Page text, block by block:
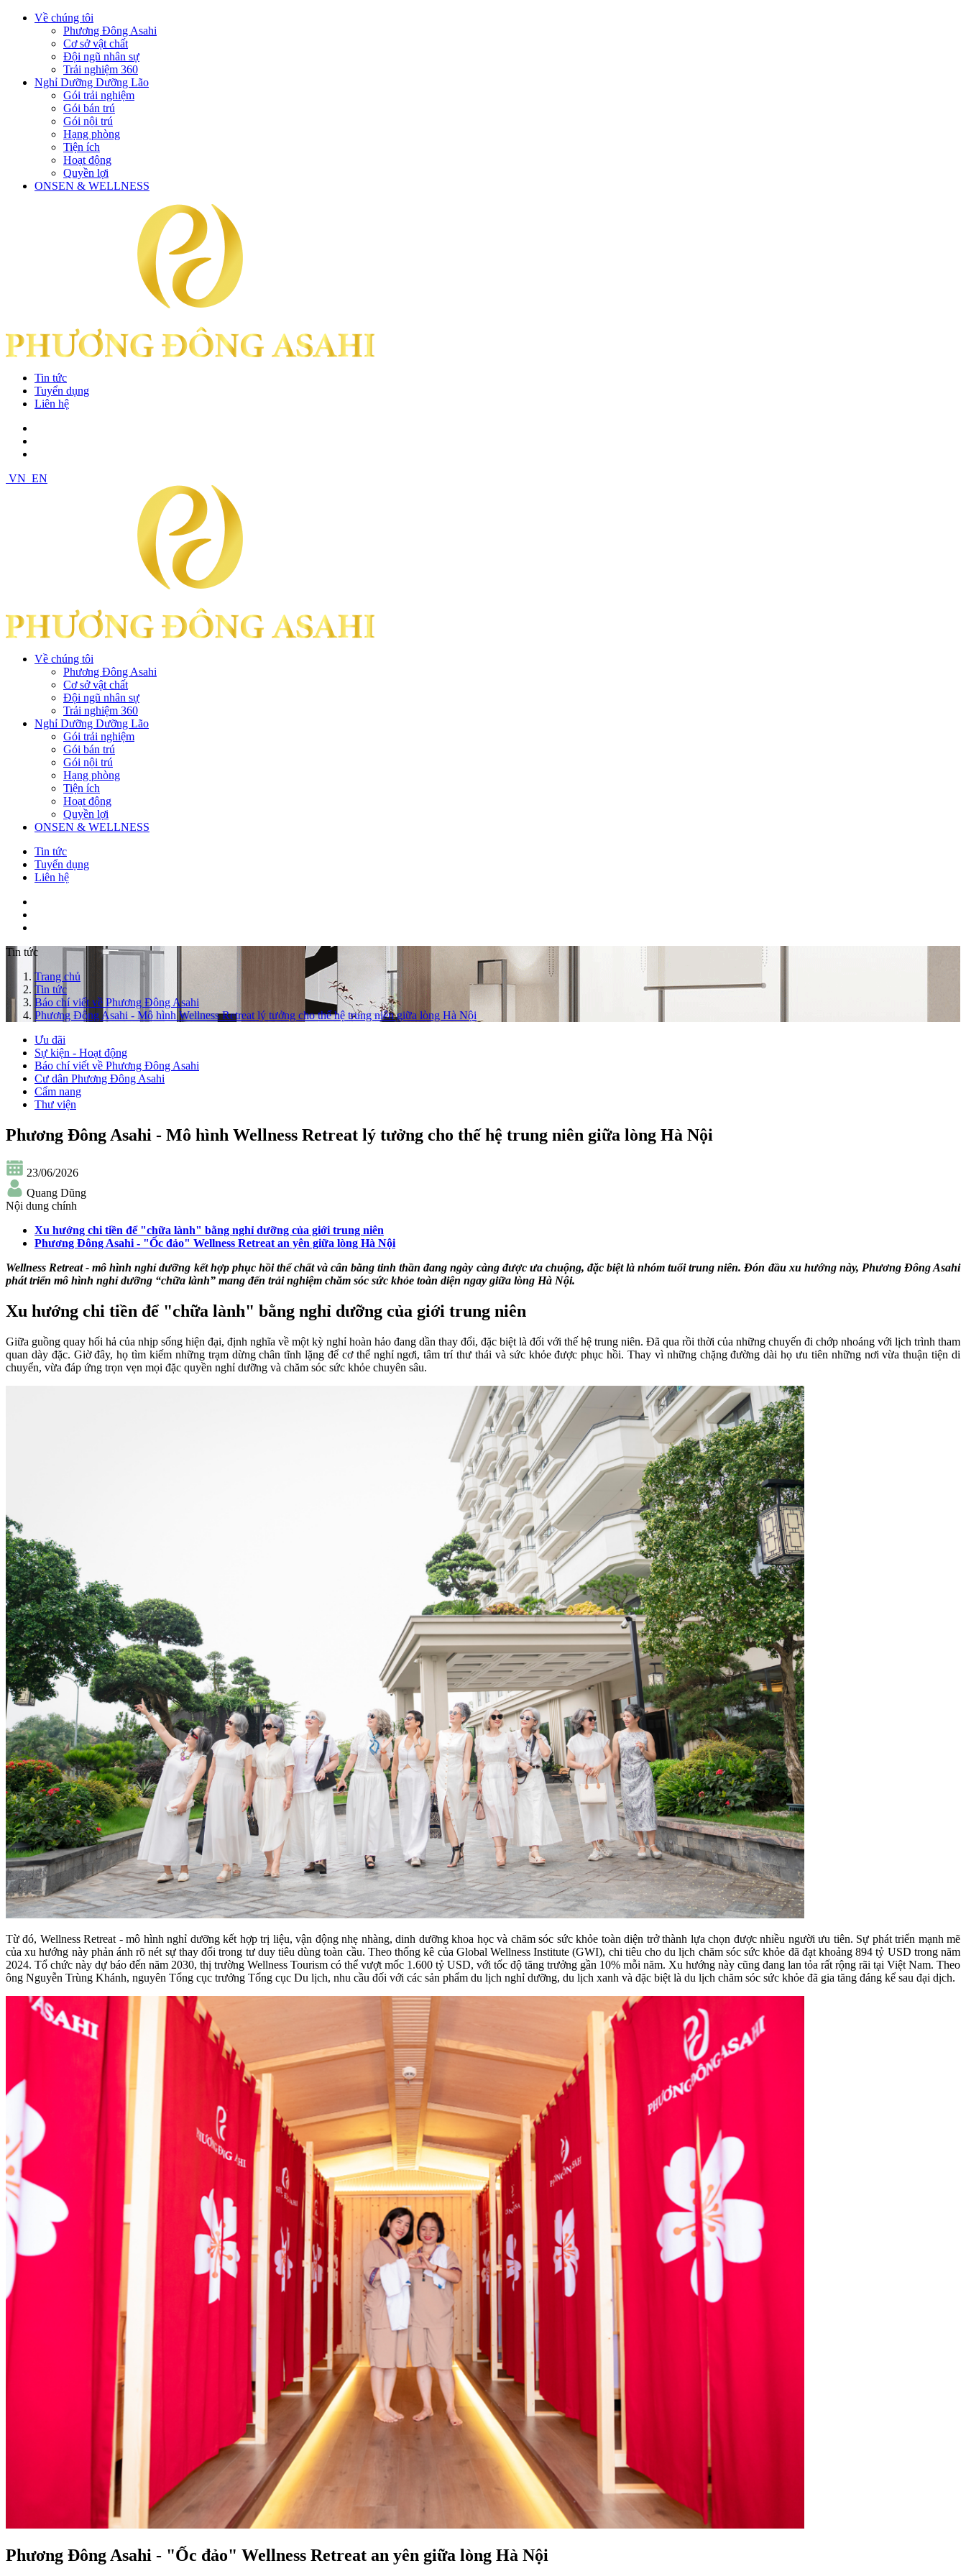
Về chúng tôi
Phương Đông Asahi
Cơ sở vật chất
Đội ngũ nhân sự
Trải nghiệm 360
Nghỉ Dưỡng Dưỡng Lão
Gói trải nghiệm
Gói bán trú
Gói nội trú
Hạng phòng
Tiện ích
Hoạt động
Quyền lợi
ONSEN & WELLNESS
Tin tức
Tuyển dụng
Liên hệ
VN EN
Về chúng tôi
Phương Đông Asahi
Cơ sở vật chất
Đội ngũ nhân sự
Trải nghiệm 360
Nghỉ Dưỡng Dưỡng Lão
Gói trải nghiệm
Gói bán trú
Gói nội trú
Hạng phòng
Tiện ích
Hoạt động
Quyền lợi
ONSEN & WELLNESS
Tin tức
Tuyển dụng
Liên hệ
Tin tức
Trang chủ
Tin tức
Báo chí viết về Phương Đông Asahi
Phương Đông Asahi - Mô hình Wellness Retreat lý tưởng cho thế hệ trung niên giữa lòng Hà Nội
Ưu đãi
Sự kiện - Hoạt động
Báo chí viết về Phương Đông Asahi
Cư dân Phương Đông Asahi
Cẩm nang
Thư viện
Phương Đông Asahi - Mô hình Wellness Retreat lý tưởng cho thế hệ trung niên giữa lòng Hà Nội
23/06/2026
Quang Dũng
Nội dung chính
Xu hướng chi tiền để "chữa lành" bằng nghỉ dưỡng của giới trung niên
Phương Đông Asahi - "Ốc đảo" Wellness Retreat an yên giữa lòng Hà Nội
Wellness Retreat - mô hình nghỉ dưỡng kết hợp phục hồi thể chất và cân bằng tinh thần đang ngày càng được ưa chuộng, đặc biệt là nhóm tuổi trung niên. Đón đầu xu hướng này, Phương Đông Asahi
phát triển mô hình nghỉ dưỡng “chữa lành” mang đến trải nghiệm chăm sóc sức khỏe toàn diện ngay giữa lòng Hà Nội.
Xu hướng chi tiền để "chữa lành" bằng nghỉ dưỡng của giới trung niên
Giữa guồng quay hối hả của nhịp sống hiện đại, định nghĩa về một kỳ nghỉ hoàn hảo đang dần thay đổi, đặc biệt là đối với thế hệ trung niên. Đã qua rồi thời của những chuyến đi chớp nhoáng với lịch trình tham
quan dày đặc. Giờ đây, họ tìm kiếm những trạm dừng chân tĩnh lặng để cơ thể nghỉ ngơi, tâm trí thư thái và sức khỏe được phục hồi. Thay vì những chặng đường dài họ ưu tiên những nơi vừa thuận tiện di
chuyển, vừa đáp ứng trọn vẹn mọi đặc quyền nghỉ dưỡng và chăm sóc sức khỏe chuyên sâu.
Từ đó, Wellness Retreat - mô hình nghỉ dưỡng kết hợp trị liệu, vận động nhẹ nhàng, dinh dưỡng khoa học và chăm sóc sức khỏe toàn diện trở thành lựa chọn được nhiều người ưu tiên. Sự phát triển mạnh mẽ
của xu hướng này phản ánh rõ nét sự thay đổi trong tư duy tiêu dùng toàn cầu. Theo thống kê của Global Wellness Institute (GWI), chi tiêu cho du lịch chăm sóc sức khỏe đã đạt khoảng 894 tỷ USD trong năm
2024. Tổ chức này dự báo đến năm 2030, thị trường Wellness Tourism có thể vượt mốc 1.600 tỷ USD, với tốc độ tăng trưởng gần 10% mỗi năm. Xu hướng này cũng đang lan tỏa rất rộng rãi tại Việt Nam. Theo
ông Nguyễn Trùng Khánh, nguyên Tổng cục trưởng Tổng cục Du lịch, nhu cầu đối với các sản phẩm du lịch nghỉ dưỡng, du lịch xanh và đặc biệt là du lịch chăm sóc sức khỏe đã gia tăng đáng kể sau đại dịch.
Phương Đông Asahi - "Ốc đảo" Wellness Retreat an yên giữa lòng Hà Nội